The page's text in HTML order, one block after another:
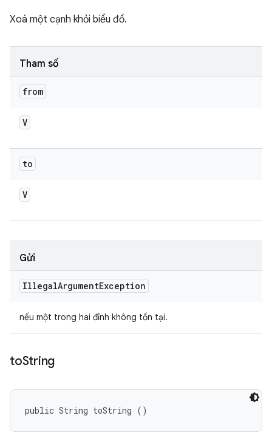
Xoá một cạnh khỏi biểu đồ.
Tham số
from
V
to
V
Gửi
IllegalArgumentException
nếu một trong hai đỉnh không tồn tại.
toString
public String toString ()